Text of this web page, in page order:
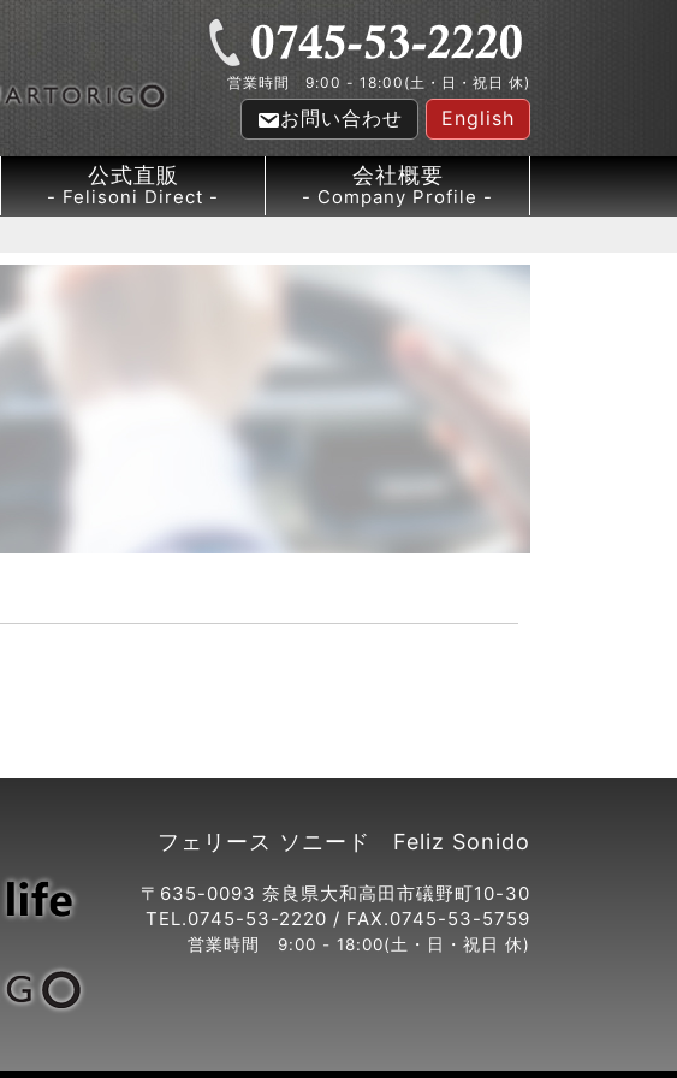
営業時間 9:00 - 18:00(土・日・祝日 休)
お問い合わせ English
公式直販
Felisoni Direct
会社概要
Company Profile
フェリース ソニード Feliz Sonido
〒635-0093 奈良県大和高田市礒野町10-30
TEL.0745-53-2220 / FAX.0745-53-5759
営業時間 9:00 - 18:00(土・日・祝日 休)